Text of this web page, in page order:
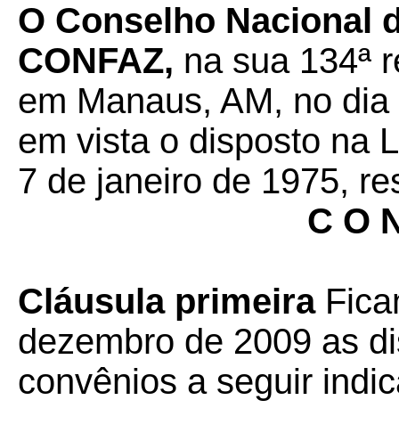
O Conselho Nacional
CONFAZ, na sua 134ª
em Manaus, AM, no
em vista o disposto na
7 de janeiro de 1975,
C O
Cláusula primeira
dezembro de 2009 as
convênios a seguir